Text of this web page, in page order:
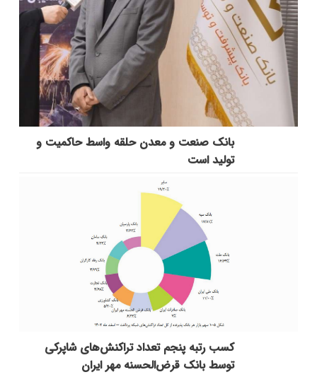
بانك صنعت و معدن حلقه واسط حاكمیت و
تولید است
کسب رتبه پنجم تعداد تراکنش‌های شاپرکی
توسط بانک قرض‌الحسنه مهر ایران